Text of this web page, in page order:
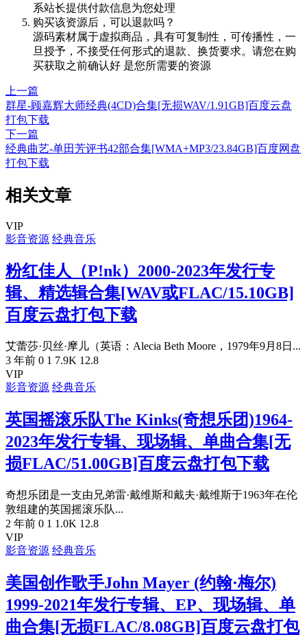
系站长提供付款信息为您处理
购买该资源后，可以退款吗？
源码素材属于虚拟商品，具有可复制性，可传播性，一
旦授予，不接受任何形式的退款、换货要求。请您在购
买获取之前确认好 是您所需要的资源
上一篇
群星-顾嘉辉大师经典(4CD)合集[无损WAV/1.91GB]百度云盘
打包下载
下一篇
经典曲艺-单田芳评书42部合集[WMA+MP3/23.84GB]百度网盘
打包下载
相关文章
VIP
影音资源 经典音乐
粉红佳人（P!nk）2000-2023年发行专
辑、精选辑合集[WAV或FLAC/15.10GB]
百度云盘打包下载
艾蕾莎·贝丝·摩儿（英语：Alecia Beth Moore，1979年9月8日...
3 年前 0 1 7.9K 12.8
VIP
影音资源 经典音乐
英国摇滚乐队The Kinks(奇想乐团)1964-
2023年发行专辑、现场辑、单曲合集[无
损FLAC/51.00GB]百度云盘打包下载
奇想乐团是一支由兄弟雷·戴维斯和戴夫·戴维斯于1963年在伦
敦组建的英国摇滚乐队...
2 年前 0 1 1.0K 12.8
VIP
影音资源 经典音乐
美国创作歌手John Mayer (约翰·梅尔)
1999-2021年发行专辑、EP、现场辑、单
曲合集[无损FLAC/8.08GB]百度云盘打包